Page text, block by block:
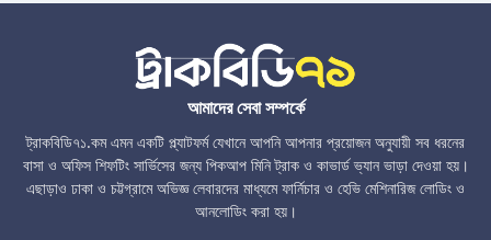
আমাদের সেবা সম্পর্কে
ট্রাকবিডি৭১.কম এমন একটি প্ল্যাটফর্ম যেখানে আপনি আপনার প্রয়োজন অনুযায়ী সব ধরনের
বাসা ও অফিস শিফটিং সার্ভিসের জন্য পিকআপ মিনি ট্রাক ও কাভার্ড ভ্যান ভাড়া দেওয়া হয়।
এছাড়াও ঢাকা ও চট্টগ্রামে অভিজ্ঞ লেবারদের মাধ্যমে ফার্নিচার ও হেভি মেশিনারিজ লোডিং ও
আনলোডিং করা হয়।